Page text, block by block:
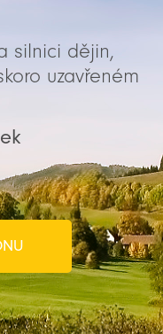
silnici dějin,
uzavřeném